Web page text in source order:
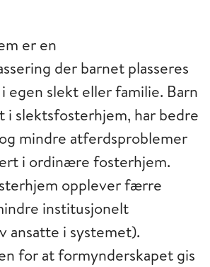
endringer
er en
der barnet plasseres
egen slekt eller familie. Barn
i slektsfosterhjem, har bedre
mindre atferdsproblemer
i ordinære fosterhjem.
opplever færre
institusjonelt
ansatte i systemet).
for at formynderskapet gis